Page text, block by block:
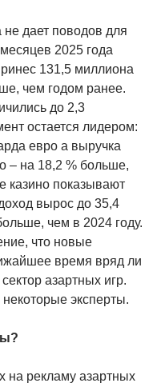
не дает поводов для
2025 года
131,5 миллиона
чем годом ранее.
до 2,3
остается лидером:
евро а выручка
– на 18,2 % больше,
казино показывают
вырос до 35,4
чем в 2024 году.
что новые
время вряд ли
азартных игр.
эксперты.
на рекламу азартных